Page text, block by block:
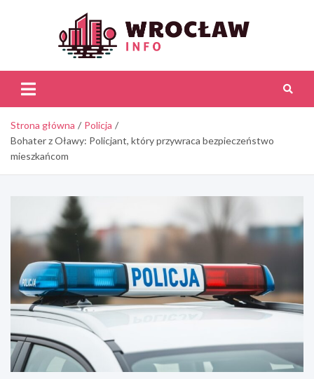
Strona główna
Policja
Bohater z Oławy: Policjant, który przywraca bezpieczeństwo
mieszkańcom